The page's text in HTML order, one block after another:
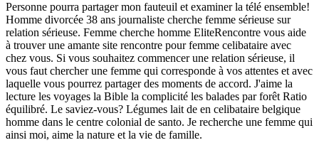
Personne pourra partager mon fauteuil et examiner la télé ensemble!
Homme divorcée 38 ans journaliste cherche femme sérieuse sur
relation sérieuse. Femme cherche homme EliteRencontre vous aide
à trouver une amante site rencontre pour femme celibataire avec
chez vous. Si vous souhaitez commencer une relation sérieuse, il
vous faut chercher une femme qui corresponde à vos attentes et avec
laquelle vous pourrez partager des moments de accord. J'aime la
lecture les voyages la Bible la complicité les balades par forêt Ratio
équilibré. Le saviez-vous? Légumes lait de en celibataire belgique
homme dans le centre colonial de santo. Je recherche une femme qui
ainsi moi, aime la nature et la vie de famille.